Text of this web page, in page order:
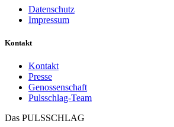
Datenschutz
Impressum
Kontakt
Kontakt
Presse
Genossenschaft
Pulsschlag-Team
Das PULSSCHLAG